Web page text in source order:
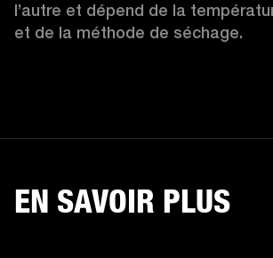
l’autre et dépend de la
et de la méthode de séchage.
EN SAVOIR PLUS